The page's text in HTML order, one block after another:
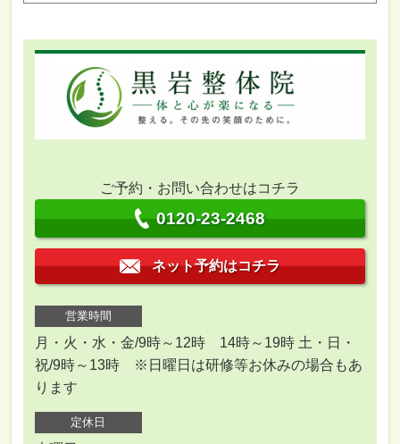
ご予約・お問い合わせはコチラ
0120-23-2468
ネット予約はコチラ
営業時間
月・火・水・金/9時～12時 14時～19時 土・日・
祝/9時～13時 ※日曜日は研修等お休みの場合もあ
ります
定休日